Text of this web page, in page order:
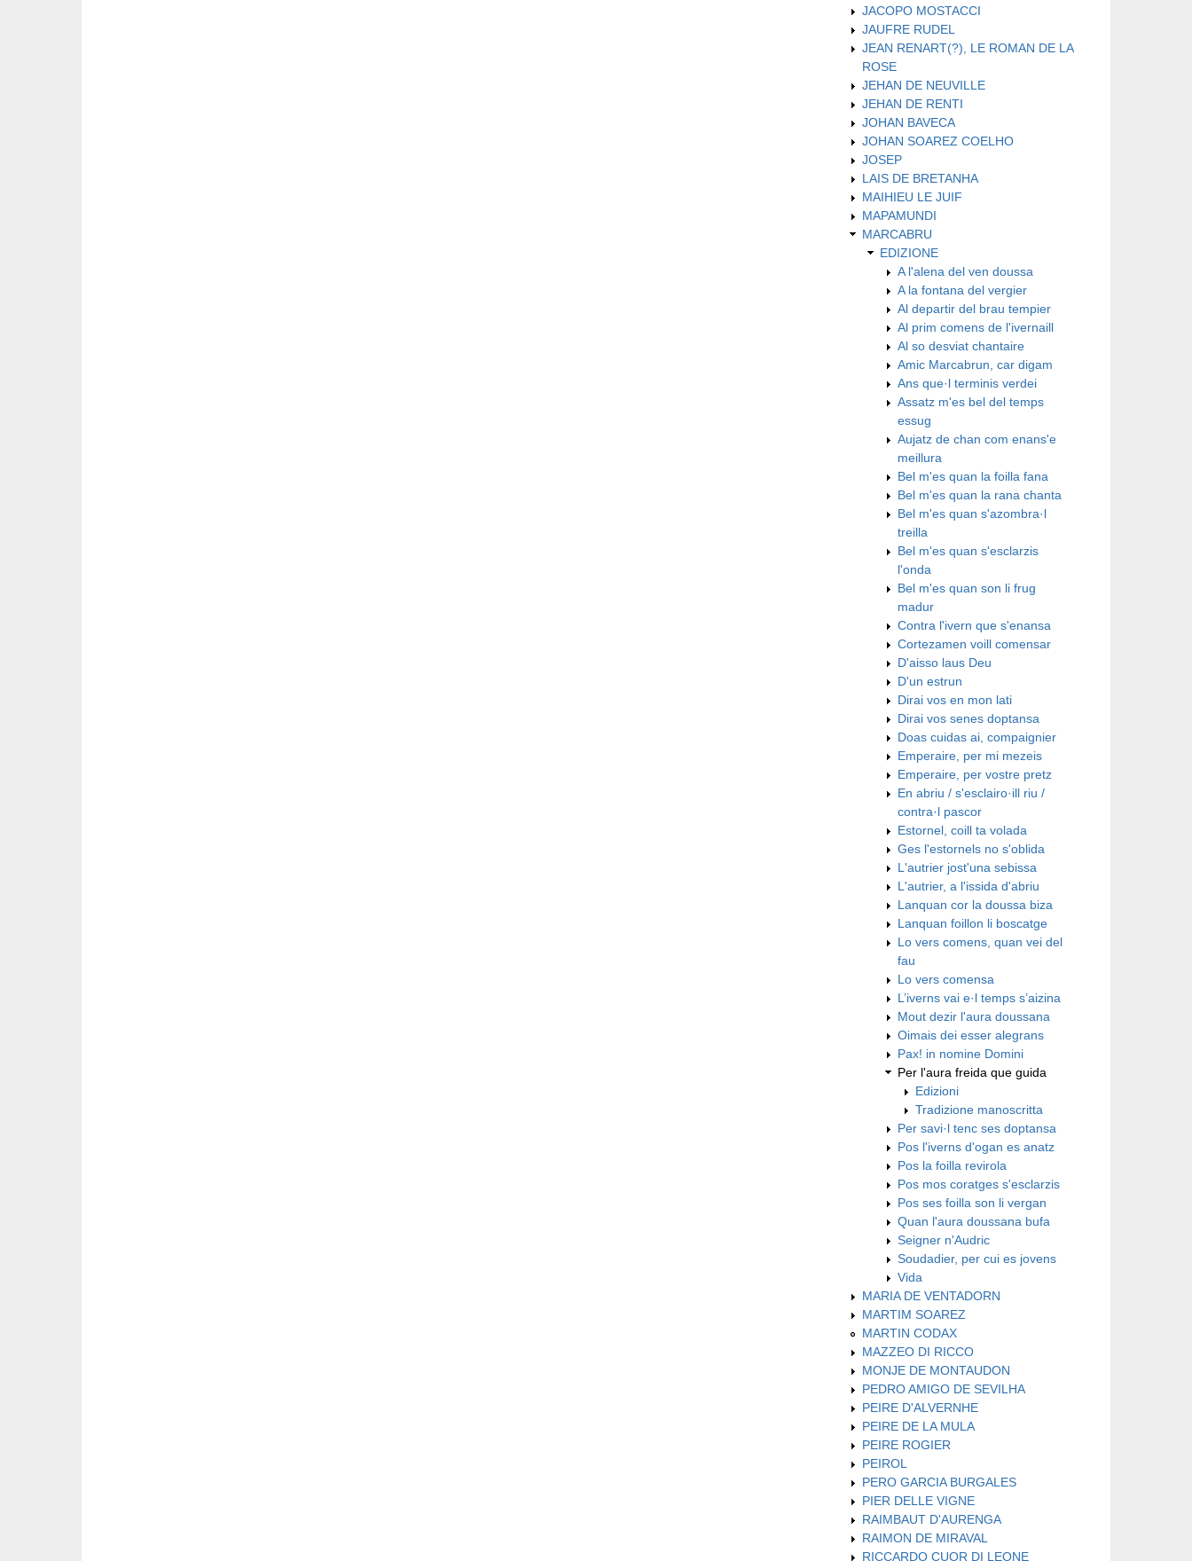
JACOPO MOSTACCI
JAUFRE RUDEL
JEAN RENART(?), LE ROMAN DE LA
ROSE
JEHAN DE NEUVILLE
JEHAN DE RENTI
JOHAN BAVECA
JOHAN SOAREZ COELHO
JOSEP
LAIS DE BRETANHA
MAIHIEU LE JUIF
MAPAMUNDI
MARCABRU
EDIZIONE
A l'alena del ven doussa
A la fontana del vergier
Al departir del brau tempier
Al prim comens de l'ivernaill
Al so desviat chantaire
Amic Marcabrun, car digam
Ans que·l terminis verdei
Assatz m'es bel del temps
essug
Aujatz de chan com enans'e
meillura
Bel m'es quan la foilla fana
Bel m'es quan la rana chanta
Bel m'es quan s'azombra·l
treilla
Bel m'es quan s'esclarzis
l'onda
Bel m'es quan son li frug
madur
Contra l'ivern que s'enansa
Cortezamen voill comensar
D'aisso laus Deu
D'un estrun
Dirai vos en mon lati
Dirai vos senes doptansa
Doas cuidas ai, compaignier
Emperaire, per mi mezeis
Emperaire, per vostre pretz
En abriu / s'esclairo·ill riu /
contra·l pascor
Estornel, coill ta volada
Ges l'estornels no s'oblida
L'autrier jost'una sebissa
L'autrier, a l'issida d'abriu
Lanquan cor la doussa biza
Lanquan foillon li boscatge
Lo vers comens, quan vei del
fau
Lo vers comensa
L’iverns vai e·l temps s’aizina
Mout dezir l'aura doussana
Oimais dei esser alegrans
Pax! in nomine Domini
Per l'aura freida que guida
Edizioni
Tradizione manoscritta
Per savi·l tenc ses doptansa
Pos l'iverns d'ogan es anatz
Pos la foilla revirola
Pos mos coratges s'esclarzis
Pos ses foilla son li vergan
Quan l'aura doussana bufa
Seigner n'Audric
Soudadier, per cui es jovens
Vida
MARIA DE VENTADORN
MARTIM SOAREZ
MARTIN CODAX
MAZZEO DI RICCO
MONJE DE MONTAUDON
PEDRO AMIGO DE SEVILHA
PEIRE D'ALVERNHE
PEIRE DE LA MULA
PEIRE ROGIER
PEIROL
PERO GARCIA BURGALES
PIER DELLE VIGNE
RAIMBAUT D'AURENGA
RAIMON DE MIRAVAL
RICCARDO CUOR DI LEONE